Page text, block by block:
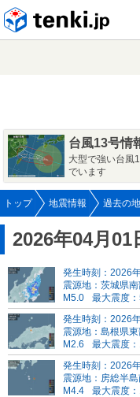
台風13号情
大型で強い台風
でいます
トップ 地震情報 過去の
2026年04月01
発生時刻：2026
震源地：茨城県
M5.0
最大震度
発生時刻：2026
震源地：島根県
M2.6
最大震度
発生時刻：2026
震源地：房総半
M4.4
最大震度